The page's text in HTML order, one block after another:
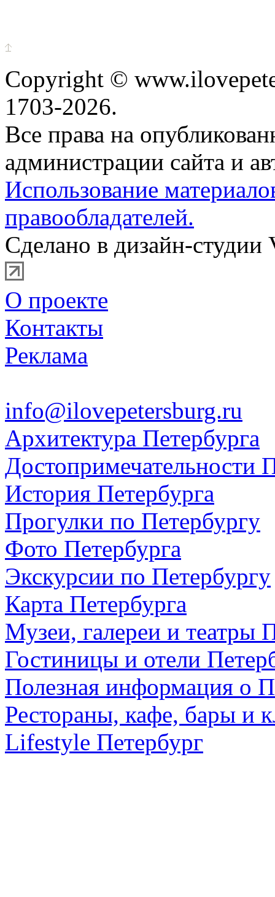
Copyright ©
1703-2026.
Все права на
администрации сайта и
Использование
правообладателей.
Сделано в дизайн-студии
О проекте
Контакты
Реклама
info@ilovepetersburg.ru
Архитектура Петербурга
Достопримечательности
История Петербурга
Прогулки по Петербургу
Фото Петербурга
Экскурсии по Петербургу
Карта Петербурга
Музеи, галереи и театры
Гостиницы и отели
Полезная информация о
Рестораны, кафе, бары и
Lifestyle Петербург